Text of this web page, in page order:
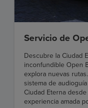
Servicio de
Descubre la Ciudad
inconfundible Open
explora nuevas
sistema de
Ciudad Eterna
experiencia amada